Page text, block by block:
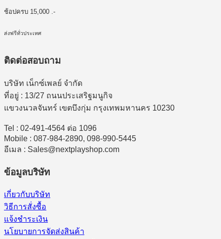
ช้อปครบ 15,000 .-
ส่งฟรีทั่วประเทศ
ติดต่อสอบถาม
บริษัท เน็กซ์เพลย์ จำกัด
ที่อยู่ : 13/27 ถนนประเสริฐมนูกิจ
แขวงนวลจันทร์ เขตบึงกุ่ม กรุงเทพมหานคร 10230
Tel : 02-491-4564 ต่อ 1096
Mobile : 087-984-2890, 098-990-5445
อีเมล : Sales@nextplayshop.com
ข้อมูลบริษัท
เกี่ยวกับบริษัท
วิธีการสั่งซื้อ
แจ้งชำระเงิน
นโยบายการจัดส่งสินค้า